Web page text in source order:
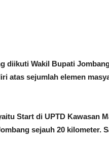
diikuti Wakil Bupati
atas sejumlah elemen
Start di UPTD Kawasan
sejauh 20 kilometer.